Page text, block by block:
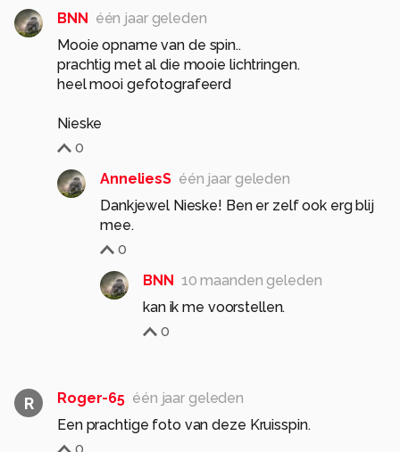
BNN
één jaar geleden
Mooie opname van de spin..
prachtig met al die mooie lichtringen.
heel mooi gefotografeerd
Nieske
0
AnneliesS één jaar geleden
Dankjewel Nieske! Ben er zelf ook erg blij
mee.
0
BNN 10 maanden geleden
kan ik me voorstellen.
0
R Roger-65 één jaar geleden
Een prachtige foto van deze Kruisspin.